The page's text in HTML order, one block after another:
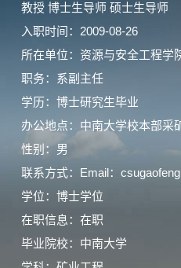
教授 博士生导师 硕士生导师
入职时间：2009-08-26
所在单位：资源与安全工程学
职务：系副主任
学历：博士研究生毕业
办公地点：中南大学校本部采
性别：男
联系方式：Email：
学位：博士学位
在职信息：在职
毕业院校：中南大学